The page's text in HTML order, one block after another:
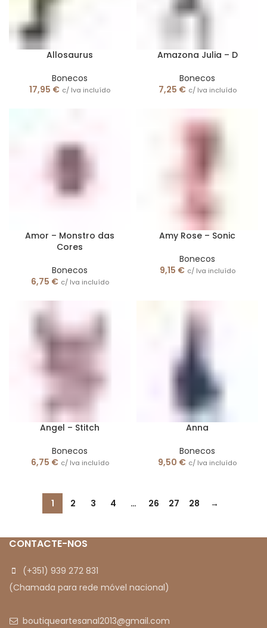
Allosaurus
Bonecos
17,95 € c/ Iva incluído
Amazona Julia – D
Bonecos
7,25 € c/ Iva incluído
Amor – Monstro das
Cores
Bonecos
6,75 € c/ Iva incluído
Amy Rose – Sonic
Bonecos
9,15 € c/ Iva incluído
Angel – Stitch
Bonecos
6,75 € c/ Iva incluído
Anna
Bonecos
9,50 € c/ Iva incluído
1 2 3 4 … 26 27 28 →
CONTACTE-NOS
(+351) 939 272 831
(Chamada para rede móvel nacional)
boutiqueartesanal2013@gmail.com